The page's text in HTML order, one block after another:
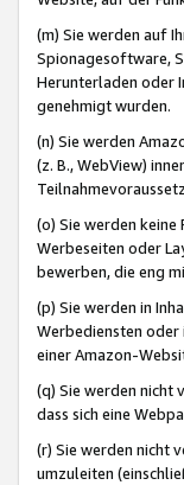
(m) Sie werden auf
Spionagesoftware,
Herunterladen oder
genehmigt wurden.
(n) Sie werden
(z. B., WebView)
(o) Sie werden
Werbeseiten oder
bewerben, die eng
(p) Sie werden in
Werbediensten oder
einer Amazon-
(q) Sie werden nicht
dass sich eine
(r) Sie werden nicht
umzuleiten